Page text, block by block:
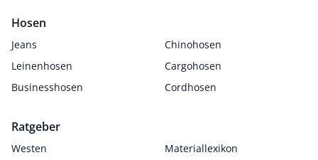
Hosen
Jeans
Chinohosen
Leinenhosen
Cargohosen
Businesshosen
Cordhosen
Ratgeber
Westen
Materiallexikon